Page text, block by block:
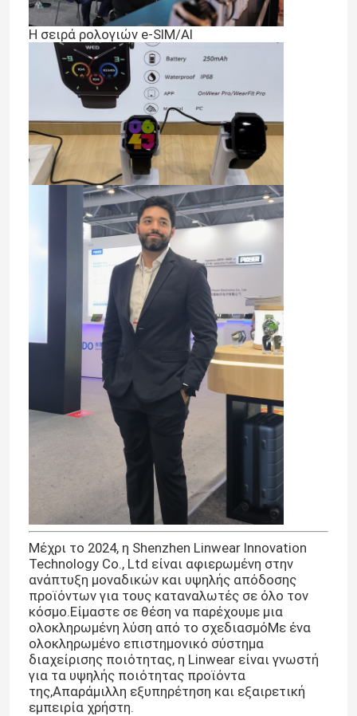
Επισκεψή εργοστασίου
Έλεγχος ποιότητας
Επικοινωνήστε μαζί μας
BT που καλεί Smartwatch
Έξυπνο ρολόι TFT LCD
Έξυπνο ρολόι AMOLED
Για άνδρες και για γυναίκες έξυπνο ρολόι
Έξυπνο ρολόι GPS
Στρογγυλό έξυπνο ρολόι μορφής
Τετραγωνικό έξυπνο ρολόι μορφής
Κλασικό ύφος Smartwatch
Έξυπνο ρολόι αθλητικού Bluetooth
Έξυπνο ρολόι καρτών Sim
Η σειρά ρολογιών e-SIM/AI
Μέχρι το 2024, η Shenzhen Linwear Innovation
Technology Co., Ltd είναι αφιερωμένη στην
ανάπτυξη μοναδικών και υψηλής απόδοσης
προϊόντων για τους καταναλωτές σε όλο τον
κόσμο.Είμαστε σε θέση να παρέχουμε μια
ολοκληρωμένη λύση από το σχεδιασμόΜε ένα
ολοκληρωμένο επιστημονικό σύστημα
διαχείρισης ποιότητας, η Linwear είναι γνωστή
για τα υψηλής ποιότητας προϊόντα
της,Απαράμιλλη εξυπηρέτηση και εξαιρετική
εμπειρία χρήστη.